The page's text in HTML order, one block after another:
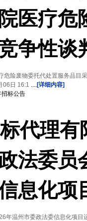
医疗危
争性谈
险废物委托代处置服务品目
06日 16:1
[详细内容]
标公告
代理有
法委员
息化项
年温州市委政法委信息化项目